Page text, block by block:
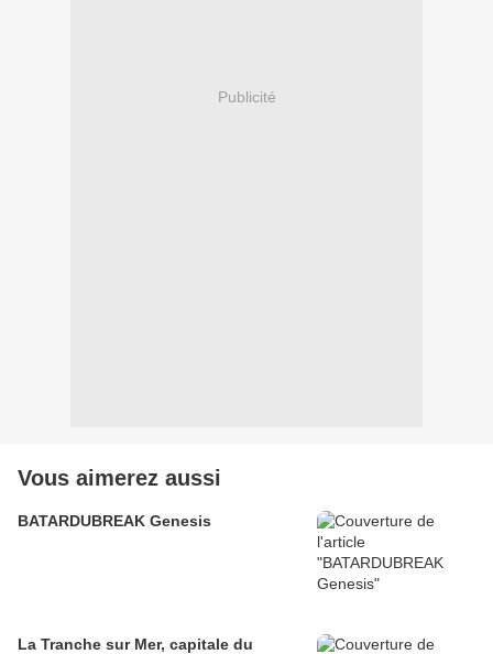
Publicité
Vous aimerez aussi
BATARDUBREAK Genesis
La Tranche sur Mer, capitale du